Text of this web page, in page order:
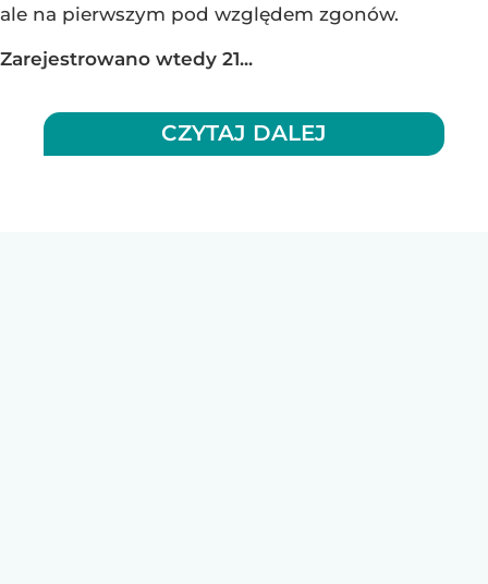
ale na pierwszym pod względem zgonów.
Zarejestrowano wtedy 21...
CZYTAJ DALEJ